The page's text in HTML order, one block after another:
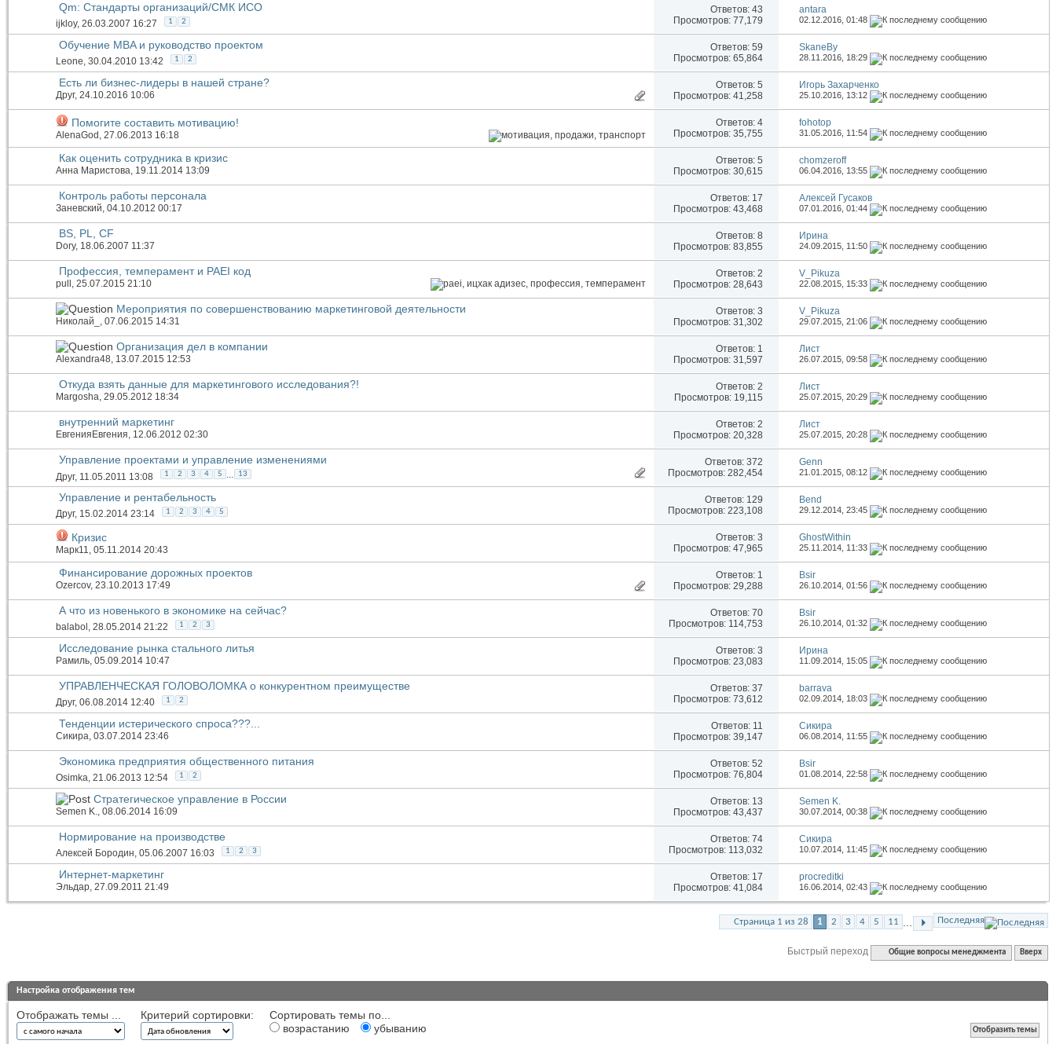
Qm: Стандарты организаций/СМК ИСО
ijkloy, 26.03.2007 16:27 1 2
Ответов: 43
Просмотров: 77,179
antara
02.12.2016,01:48
Обучение MBA и руководство проектом
Leone, 30.04.2010 13:42 1 2
Ответов: 59
Просмотров: 65,864
SkaneBy
28.11.2016, 18:29
Есть ли бизнес-лидеры в нашей стране?
Друг, 24.10.2016 10:06
Ответов: 5
Просмотров: 41,258
Игорь Захарченко
25.10.2016, 13:12
Помогите составить мотивацию!
AlenaGod , 27.06.2013 16:18
Ответов: 4
Просмотров: 35,755
fohotop
31.05.2016, 11:54
Как оценить сотрудника в кризис
Анна Маристова, 19.11.2014 13:09
Ответов: 5
Просмотров: 30,615
chomzeroff
06.04.2016, 13:55
Контроль работы персонала
Заневский, 04.10.2012 00:17
Ответов: 17
Просмотров: 43,468
Алексей Гусаков
07.01.2016,01:44
BS, PL, CF
Dory, 18.06.2007 11:37
Ответов: 8
Просмотров: 83,855
Иринa
24.09.2015, 11:50
Профессия, темперамент и PAEI код
pull , 25.07.2015 21:10
Ответов: 2
Просмотров: 28,643
V_Pikuza
22.08.2015, 15:33
Мероприятия по совершенствованию маркетинговой деятельности
Николай_ , 07.06.2015 14:31
Ответов: 3
Просмотров: 31,302
V_Pikuza
29.07.2015,21:06
Организация дел в компании
Alexandra48, 13.07.2015 12:53
Ответов: 1
Просмотров: 31,597
Лист
26.07.2015,09:58
Откуда взять данные для маркетингового исследования?!
Margosha, 29.05.2012 18:34
Ответов: 2
Просмотров: 19,115
Лист
25.07.2015,20:29
внутренний маркетинг
ЕвгенияЕвгения, 12.06.2012 02:30
Ответов: 2
Просмотров: 20,328
Лист
25.07.2015,20:28
Управление проектами и управление изменениями
Друг, 11.05.2011 13:08 1 2 3 4 5 ... 13
Ответов: 372
Просмотров: 282,454
Genn
21.01.2015,08:12
Управление и рентабельность
Друг, 15.02.2014 23:14 1 2 3 4 5
Ответов: 129
Просмотров: 223,108
Bend
29.12.2014,23:45
Кризис
Марк11, 05.11.2014 20:43
Ответов: 3
Просмотров: 47,965
GhostWithin
25.11.2014, 11:33
Финансирование дорожных проектов
Ozercov, 23.10.2013 17:49
Ответов: 1
Просмотров: 29,288
Bsir
26.10.2014,01:56
А что из новенького в экономике на сейчас?
balabol , 28.05.2014 21:22 1 2 3
Ответов: 70
Просмотров: 114,753
Bsir
26.10.2014,01:32
Исследование рынка стального литья
Рамиль, 05.09.2014 10:47
Ответов: 3
Просмотров: 23,083
Иринa
11.09.2014, 15:05
УПРАВЛЕНЧЕСКАЯ ГОЛОВОЛОМКА о конкурентном преимуществе
Друг, 06.08.2014 12:40 1 2
Ответов: 37
Просмотров: 73,612
barrava
02.09.2014, 18:03
Тенденции истерического спроса???...
Сикира, 03.07.2014 23:46
Ответов: 11
Просмотров: 39,147
Сикира
06.08.2014, 11:55
Экономика предприятия общественного питания
Osimka, 21.06.2013 12:54 1 2
Ответов: 52
Просмотров: 76,804
Bsir
01.08.2014,22:58
Стратегическое управление в России
Semen K., 08.06.2014 16:09
Ответов: 13
Просмотров: 43,437
Semen K.
30.07.2014,00:38
Нормирование на производстве
Алексей Бородин, 05.06.2007 16:03 1 2 3
Ответов: 74
Просмотров: 113,032
Сикира
10.07.2014, 11:45
Интернет-маркетинг
Эльдар, 27.09.2011 21:49
Ответов: 17
Просмотров: 41,084
procreditki
16.06.2014,02:43
Страница 1 из 28 1 2 3 4 5 11 ... Последняя
Быстрый переход Общие вопросы менеджмента Вверх
Настройка отображения тем
Отображать темы ... Критерий сортировки:
Сортировать темы по...
возрастанию
убыванию